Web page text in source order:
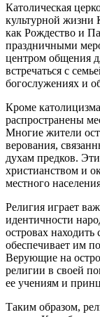
Католическая
культурной жизни
как Рождество и
праздничными
центром общения
встречаться с
богослужениях и
Кроме
распространены
Многие жители
верования,
духам предков.
христианством и
местного
Религия играет
идентичности
островах
обеспечивает им
Верующие на
религии в своей
ее учениям и
Таким образом,